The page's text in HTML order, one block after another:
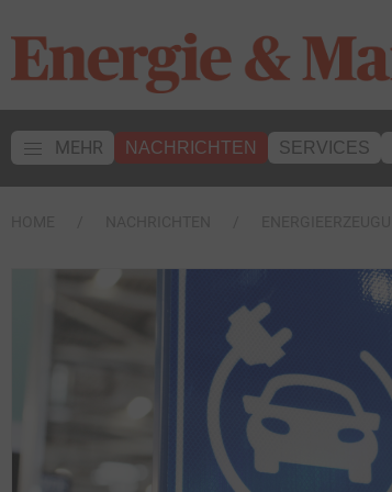
MEHR NACHRICHTEN SERVICES